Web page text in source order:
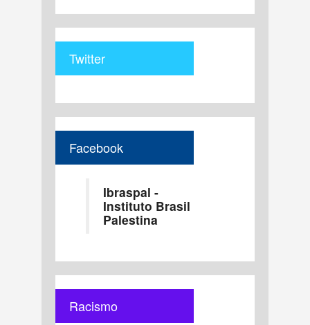
Twitter
Facebook
Ibraspal -
Instituto Brasil
Palestina
Racismo